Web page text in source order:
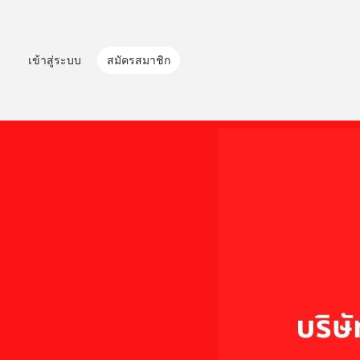
เข้าสู่ระบบ สมัครสมาชิก